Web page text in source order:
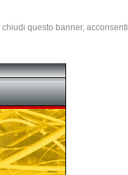
questo banner, acconsenti